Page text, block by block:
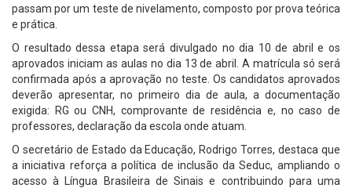
passam por um teste de nivelamento, composto por prova teórica
e prática.
O resultado dessa etapa será divulgado no dia 10 de abril e os
aprovados iniciam as aulas no dia 13 de abril. A matrícula só será
confirmada após a aprovação no teste. Os candidatos aprovados
deverão apresentar, no primeiro dia de aula, a documentação
exigida: RG ou CNH, comprovante de residência e, no caso de
professores, declaração da escola onde atuam.
O secretário de Estado da Educação, Rodrigo Torres, destaca que
a iniciativa reforça a política de inclusão da Seduc, ampliando o
acesso à Língua Brasileira de Sinais e contribuindo para uma